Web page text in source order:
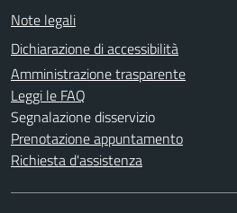
Note legali
Dichiarazione di accessibilità
Amministrazione trasparente
Leggi le FAQ
Segnalazione disservizio
Prenotazione appuntamento
Richiesta d'assistenza